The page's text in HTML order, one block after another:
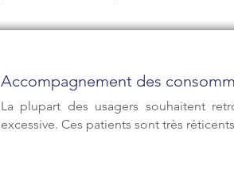
Accompagnement des
La plupart des usagers souhaitent
excessive. Ces patients sont très